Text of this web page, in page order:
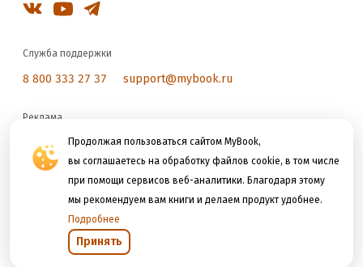
Продолжая пользоваться сайтом MyBook,
вы соглашаетесь на обработку файлов cookie, в том числе
при помощи сервисов веб-аналитики. Благодаря этому
мы рекомендуем вам книги и делаем продукт удобнее.
Подробнее
Принять
Служба поддержки
8 800 333 27 37 support@mybook.ru
Реклама
reklama@litres.ru
Мы принимаем к оплате
Открыть в приложении